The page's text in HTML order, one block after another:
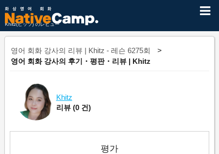
Khitz(ヒッツ) のレビュー
영어 회화 강사의 리뷰 | Khitz - 레슨 6275회
영어 회화 강사의 후기・평판・리뷰 | Khitz
Khitz
리뷰 (0 건)
평가